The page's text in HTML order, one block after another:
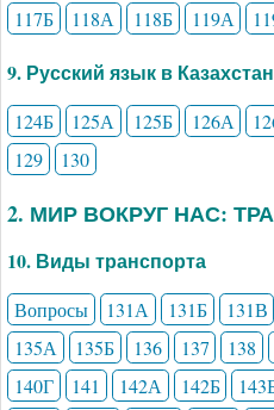
117Б
118А 118Б 119А
9. Русский язык в
124Б 125А 125Б 126А
129
130
2. МИР ВОКРУГ НАС:
10. Виды транспорта
Вопросы 131А 131Б 131В
135А
135Б 136 137 138
140Г
141 142А 142Б